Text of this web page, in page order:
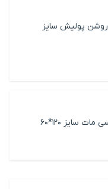
روشن پولیش سایز
سایز 120*60